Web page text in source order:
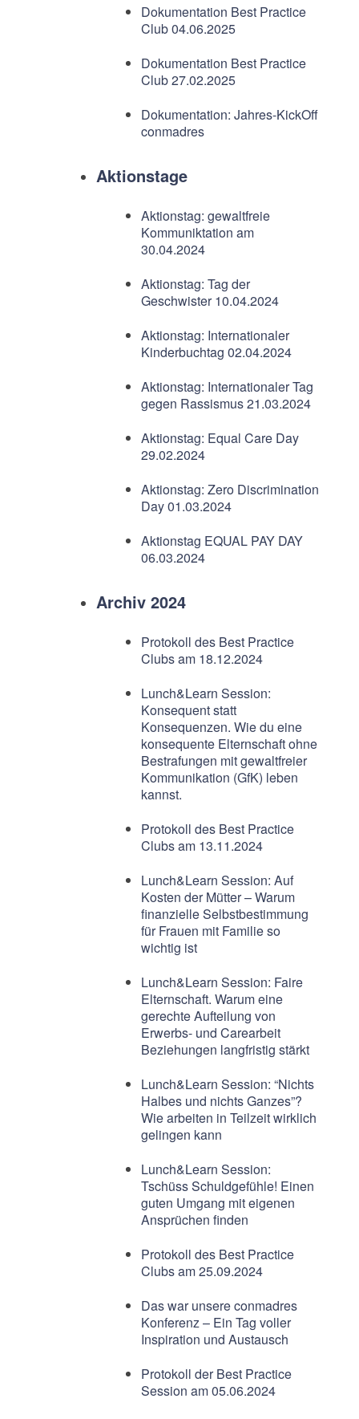
Dokumentation Best Practice
Club 04.06.2025
Dokumentation Best Practice
Club 27.02.2025
Dokumentation: Jahres-KickOff
conmadres
Aktionstage
Aktionstag: gewaltfreie
Kommuniktation am
30.04.2024
Aktionstag: Tag der
Geschwister 10.04.2024
Aktionstag: Internationaler
Kinderbuchtag 02.04.2024
Aktionstag: Internationaler Tag
gegen Rassismus 21.03.2024
Aktionstag: Equal Care Day
29.02.2024
Aktionstag: Zero Discrimination
Day 01.03.2024
Aktionstag EQUAL PAY DAY
06.03.2024
Archiv 2024
Protokoll des Best Practice
Clubs am 18.12.2024
Lunch&Learn Session:
Konsequent statt
Konsequenzen. Wie du eine
konsequente Elternschaft ohne
Bestrafungen mit gewaltfreier
Kommunikation (GfK) leben
kannst.
Protokoll des Best Practice
Clubs am 13.11.2024
Lunch&Learn Session: Auf
Kosten der Mütter – Warum
finanzielle Selbstbestimmung
für Frauen mit Familie so
wichtig ist
Lunch&Learn Session: Faire
Elternschaft. Warum eine
gerechte Aufteilung von
Erwerbs- und Carearbeit
Beziehungen langfristig stärkt
Lunch&Learn Session: “Nichts
Halbes und nichts Ganzes”?
Wie arbeiten in Teilzeit wirklich
gelingen kann
Lunch&Learn Session:
Tschüss Schuldgefühle! Einen
guten Umgang mit eigenen
Ansprüchen finden
Protokoll des Best Practice
Clubs am 25.09.2024
Das war unsere conmadres
Konferenz – Ein Tag voller
Inspiration und Austausch
Protokoll der Best Practice
Session am 05.06.2024